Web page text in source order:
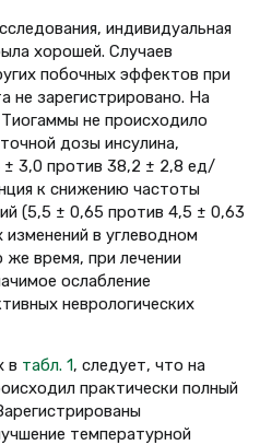
индивидуальная
хорошей. Случаев
побочных эффектов при
не зарегистрировано. На
не происходило
дозы инсулина,
3,0 против 38,2 ± 2,8 ед/
к снижению частоты
(5,5 ± 0,65 против 4,5 ± 0,63
в углеводном
время, при лечении
ослабление
неврологических
в табл. 1, следует, что на
практически полный
температурной